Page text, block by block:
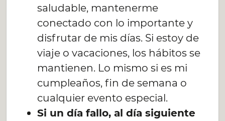
saludable, mantenerme
conectado con lo importante y
disfrutar de mis días. Si estoy de
viaje o vacaciones, los hábitos se
mantienen. Lo mismo si es mi
cumpleaños, fin de semana o
cualquier evento especial.
Si un día fallo, al día siguiente